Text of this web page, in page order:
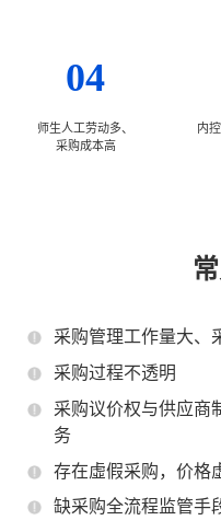
04
师生人工劳动多、
采购成本高
内
采购管理工作量大、
采购过程不透明
采购议价权与供应商
务
存在虛假采购，价格
缺采购全流程监管手